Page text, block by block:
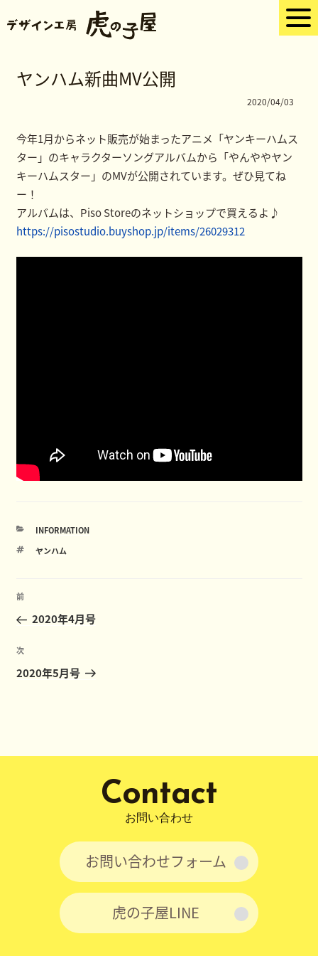
ヤンハム新曲MV公開
2020/04/03
今年1月からネット販売が始まったアニメ「ヤンキーハムス
ター」のキャラクターソングアルバムから「やんややヤン
キーハムスター」のMVが公開されています。ぜひ見てね
ー！
アルバムは、Piso Storeのネットショップで買えるよ♪
https://pisostudio.buyshop.jp/items/26029312
カ
ゴ
INFORMATION
タ
ヤンハム
投
ナ
ビ
ゲ
前
の
稿
前
2020年4月号
次
の
次
2020年5月号
Contact
お問い合わせ
お問い合わせフォーム
虎の子屋LINE